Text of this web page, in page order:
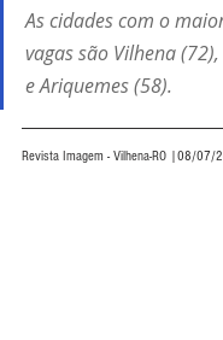
As cidades com o
vagas são Vilhena
e Ariquemes (58).
Revista Imagem - Vilhena-RO |08/07/